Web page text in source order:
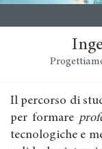
Il percorso di
per formare
tecnologiche e